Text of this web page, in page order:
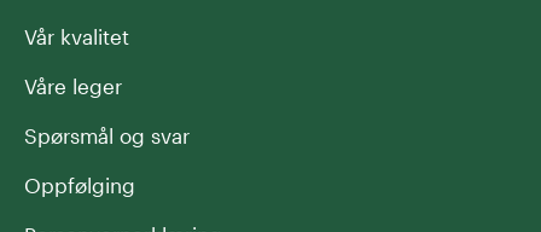
Vår kvalitet
Våre leger
Spørsmål og svar
Oppfølging